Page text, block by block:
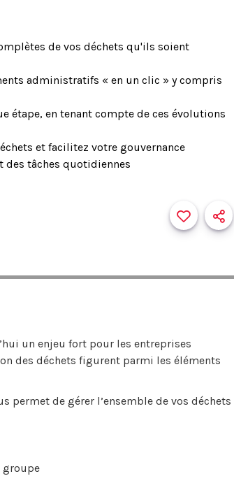
de vos déchets qu'ils soient
administratifs « en un clic » y compris
étape, en tenant compte de ces évolutions
et facilitez votre gouvernance
tâches quotidiennes
un enjeu fort pour les entreprises
des déchets figurent parmi les éléments
permet de gérer l’ensemble de vos déchets
groupe